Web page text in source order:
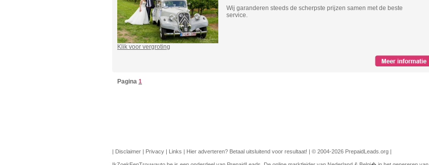
Klik voor vergroting
Wij garanderen steeds de scherpste prijzen samen met de beste
service.
Pagina 1
| Disclaimer | Privacy | Links | Hier adverteren? Betaal uitsluitend voor resultaat! | © 2004-2026 PrepaidLeads.org |